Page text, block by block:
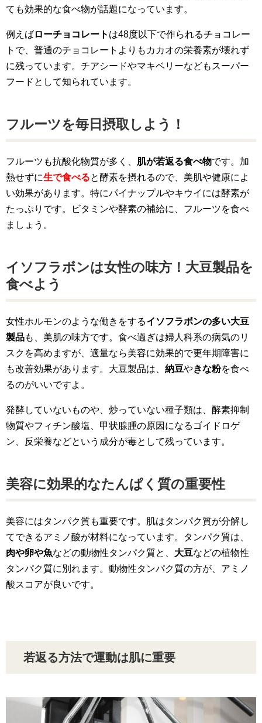
ても効果的な食べ物が話題になっています。
例えばローチョコレート は48度以下で作られるチョコレー
トで、普通のチョコレートよりもカカオの栄養素が壊れず
に残っています。チアシードやマキベリーなどもスーパー
フードとして知られています。
フルーツを毎日摂取しよう！
フルーツも抗酸化物質が多く、 肌が若返る食べ物です。加
熱せずに生で食べると酵素を摂れるので、美肌や健康によ
い効果があります。特にパイナップルやキウイには酵素が
たっぷりです。ビタミンや酵素の補給に、フルーツを食べ
ましょう。
イソフラボンは女性の味方！大豆製品を
食べよう
女性ホルモンのような働きをするイソフラボンの多い大豆
製品も、美肌の味方です。食べ過ぎは婦人科系の病気のリ
スクを高めますが、適量なら美容に効果的で更年期障害に
も改善効果があります。大豆製品は、 納豆やきな粉を食べ
るのがいいですよ。
発酵していないものや、炒っていない種子類は、酵素抑制
物質やフィチン酸塩、甲状腺腫の原因になるゴイドロゲ
ン、反栄養などという成分が毒として残っています。
美容に効果的なたんぱく質の重要性
美容にはタンパク質も重要です。肌はタンパク質が分解し
てできるアミノ酸が材料になっています。タンパク質は、
肉や卵や魚などの動物性タンパク質と、 大豆などの植物性
タンパク質に別れます。動物性タンパク質の方が、アミノ
酸スコアが良いです。
若返る方法で運動は肌に重要